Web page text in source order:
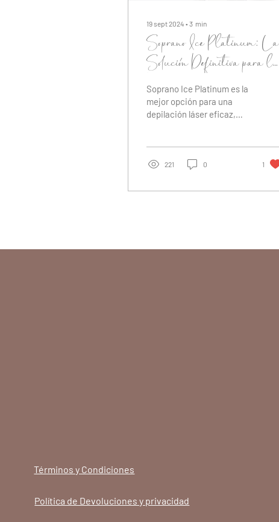
19 sept 2024 ∙ 3 min
Soprano Ice Platinum: La
Solución Definitiva para la
Depilación Láser
Soprano Ice Platinum es la
mejor opción para una
depilación láser eficaz,
221 0 1
Términos y Condiciones
Política de Devoluciones y privacidad